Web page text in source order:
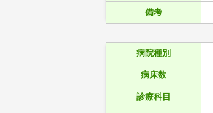
備考
病院種別
病床数
診療科目